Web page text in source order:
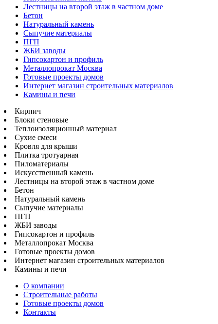
Лестницы на второй этаж в частном доме
Бетон
Натуральный камень
Сыпучие материалы
ПГП
ЖБИ заводы
Гипсокартон и профиль
Металлопрокат Москва
Готовые проекты домов
Интернет магазин строительных материалов
Камины и печи
Кирпич
Блоки стеновые
Теплоизоляционный материал
Сухие смеси
Кровля для крыши
Плитка тротуарная
Пиломатериалы
Искусственный камень
Лестницы на второй этаж в частном доме
Бетон
Натуральный камень
Сыпучие материалы
ПГП
ЖБИ заводы
Гипсокартон и профиль
Металлопрокат Москва
Готовые проекты домов
Интернет магазин строительных материалов
Камины и печи
О компании
Строительные работы
Готовые проекты домов
Контакты